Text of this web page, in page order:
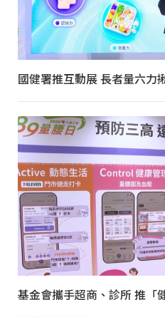
國健署推互動展 長者量六力
基金會攜手超商、診所 推「